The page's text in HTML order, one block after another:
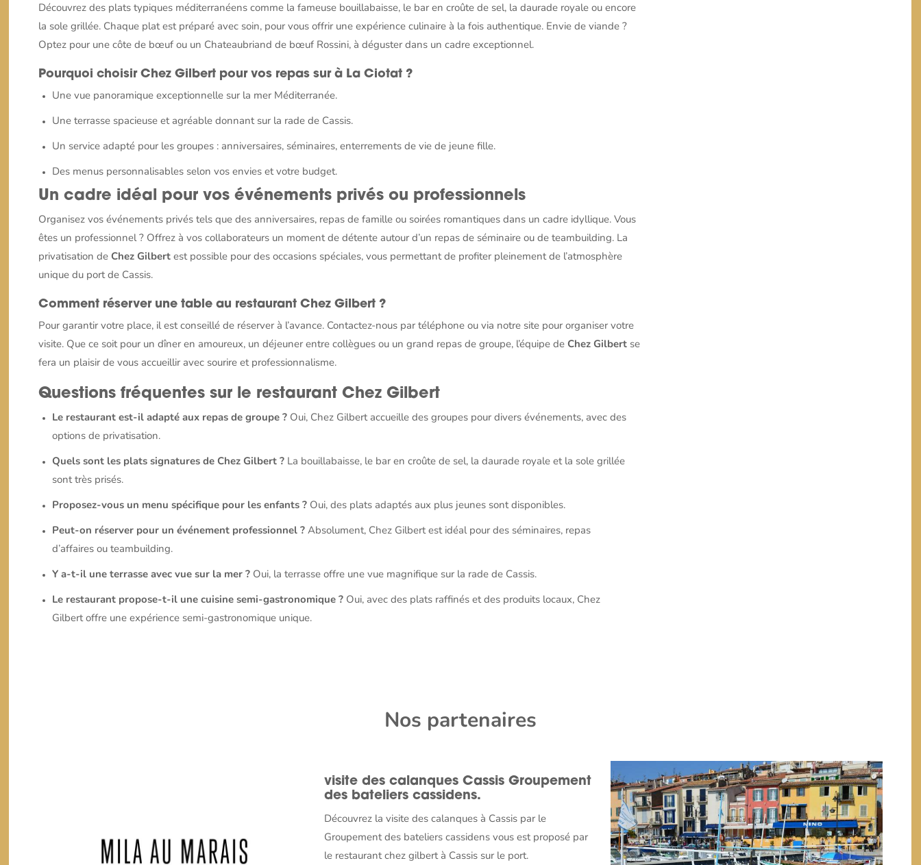
Découvrez des plats typiques méditerranéens comme la fameuse bouillabaisse, le bar en croûte de sel, la daurade royale ou encore
la sole grillée. Chaque plat est préparé avec soin, pour vous offrir une expérience culinaire à la fois authentique. Envie de viande ?
Optez pour une côte de bœuf ou un Chateaubriand de bœuf Rossini, à déguster dans un cadre exceptionnel.
Pourquoi choisir Chez Gilbert pour vos repas sur à La Ciotat ?
Une vue panoramique exceptionnelle sur la mer Méditerranée.
Une terrasse spacieuse et agréable donnant sur la rade de Cassis.
Un service adapté pour les groupes : anniversaires, séminaires, enterrements de vie de jeune fille.
Des menus personnalisables selon vos envies et votre budget.
Un cadre idéal pour vos événements privés ou professionnels
Organisez vos événements privés tels que des anniversaires, repas de famille ou soirées romantiques dans un cadre idyllique. Vous
êtes un professionnel ? Offrez à vos collaborateurs un moment de détente autour d’un repas de séminaire ou de teambuilding. La
privatisation deChez Gilbert est possible pour des occasions spéciales, vous permettant de profiter pleinement de l’atmosphère
unique du port de Cassis.
Comment réserver une table au restaurant Chez Gilbert ?
Pour garantir votre place, il est conseillé de réserver à l’avance. Contactez-nous par téléphone ou via notre site pour organiser votre
visite. Que ce soit pour un dîner en amoureux, un déjeuner entre collègues ou un grand repas de groupe, l’équipe deChez Gilbert se
fera un plaisir de vous accueillir avec sourire et professionnalisme.
Questions fréquentes sur le restaurant Chez Gilbert
Le restaurant est-il adapté aux repas de groupe ? Oui, Chez Gilbert accueille des groupes pour divers événements, avec des
options de privatisation.
Quels sont les plats signatures de Chez Gilbert ? La bouillabaisse, le bar en croûte de sel, la daurade royale et la sole grillée
sont très prisés.
Proposez-vous un menu spécifique pour les enfants ? Oui, des plats adaptés aux plus jeunes sont disponibles.
Peut-on réserver pour un événement professionnel ? Absolument, Chez Gilbert est idéal pour des séminaires, repas
d’affaires ou teambuilding.
Y a-t-il une terrasse avec vue sur la mer ? Oui, la terrasse offre une vue magnifique sur la rade de Cassis.
Le restaurant propose-t-il une cuisine semi-gastronomique ? Oui, avec des plats raffinés et des produits locaux, Chez
Gilbert offre une expérience semi-gastronomique unique.
Nos partenaires
visite des calanques Cassis Groupement
des bateliers cassidens.
Découvrez la visite des calanques à Cassis par le
Groupement des bateliers cassidens vous est proposé par
le restaurant chez gilbert à Cassis sur le port.